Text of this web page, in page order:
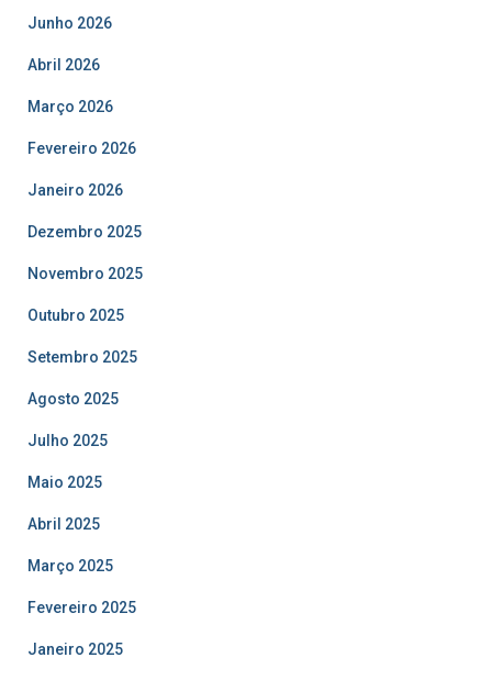
Junho 2026
Abril 2026
Março 2026
Fevereiro 2026
Janeiro 2026
Dezembro 2025
Novembro 2025
Outubro 2025
Setembro 2025
Agosto 2025
Julho 2025
Maio 2025
Abril 2025
Março 2025
Fevereiro 2025
Janeiro 2025